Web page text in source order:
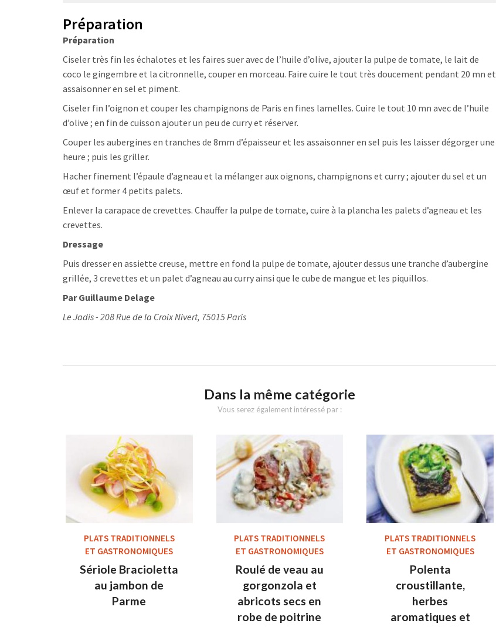
Préparation
Préparation
Ciseler très fin les échalotes et les faires suer avec de l’huile d’olive, ajouter la pulpe de tomate, le lait de
coco le gingembre et la citronnelle, couper en morceau. Faire cuire le tout très doucement pendant 20 mn et
assaisonner en sel et piment.
Ciseler fin l’oignon et couper les champignons de Paris en fines lamelles. Cuire le tout 10 mn avec de l’huile
d’olive ; en fin de cuisson ajouter un peu de curry et réserver.
Couper les aubergines en tranches de 8mm d’épaisseur et les assaisonner en sel puis les laisser dégorger une
heure ; puis les griller.
Hacher finement l’épaule d’agneau et la mélanger aux oignons, champignons et curry ; ajouter du sel et un
œuf et former 4 petits palets.
Enlever la carapace de crevettes. Chauffer la pulpe de tomate, cuire à la plancha les palets d’agneau et les
crevettes.
Dressage
Puis dresser en assiette creuse, mettre en fond la pulpe de tomate, ajouter dessus une tranche d’aubergine
grillée, 3 crevettes et un palet d’agneau au curry ainsi que le cube de mangue et les piquillos.
Par Guillaume Delage
Le Jadis - 208 Rue de la Croix Nivert, 75015 Paris
Dans la même catégorie
Vous serez également intéressé par :
PLATS TRADITIONNELS
ET GASTRONOMIQUES
Sériole Bracioletta
au jambon de
Parme
PLATS TRADITIONNELS
ET GASTRONOMIQUES
Roulé de veau au
gorgonzola et
abricots secs en
robe de poitrine
PLATS TRADITIONNELS
ET GASTRONOMIQUES
Polenta
croustillante,
herbes
aromatiques et